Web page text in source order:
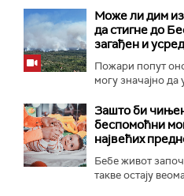
Може ли дим
да стигне до
загађен и
Пожари попут
могу значајно да
Зашто би
беспомоћни
највећих
Бебе живот
такве остају